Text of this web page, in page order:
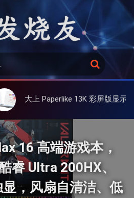
搜
索
Paperlike 13K 彩屏版显示屏，13.3英寸高刷彩色墨水屏
16 高端游戏本，
睿 Ultra 200HX、
，风扇自清洁、低